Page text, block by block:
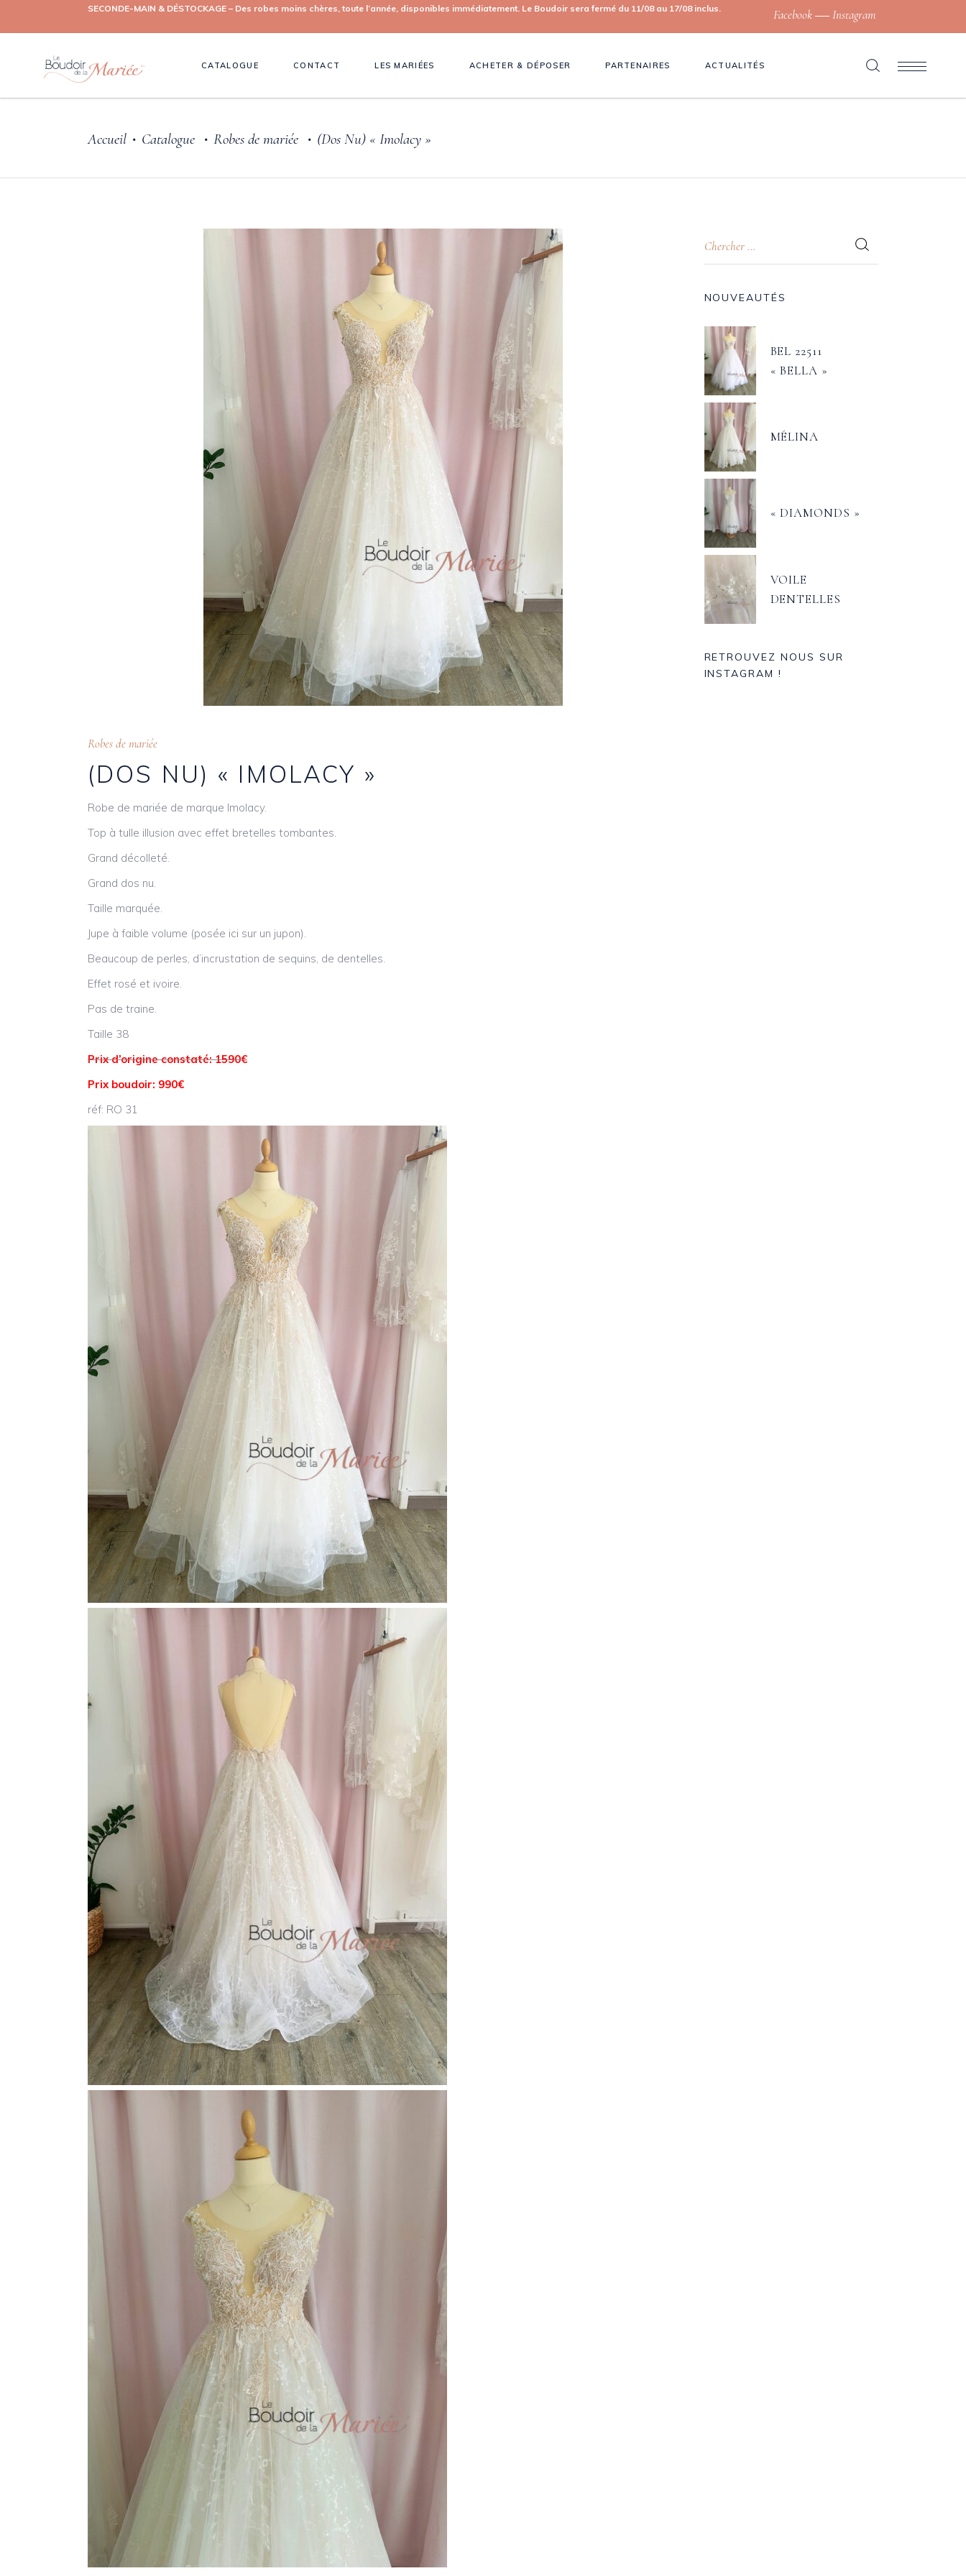
SECONDE-MAIN & DÉSTOCKAGE – Des robes moins chères, toute l’année, disponibles immédiatement. Le Boudoir sera fermé du 11/08 au 17/08 inclus. Facebook Instagram
CATALOGUE CONTACT LES MARIÉES ACHETER & DÉPOSER PARTENAIRES ACTUALITÉS
Accueil • Catalogue • Robes de mariée • (Dos Nu) « Imolacy »
Robes de mariée
(DOS NU) « IMOLACY »
Robe de mariée de marque Imolacy.
Top à tulle illusion avec effet bretelles tombantes.
Grand décolleté.
Grand dos nu.
Taille marquée.
Jupe à faible volume (posée ici sur un jupon).
Beaucoup de perles, d’incrustation de sequins, de dentelles.
Effet rosé et ivoire.
Pas de traine.
Taille 38
Prix d’origine constaté: 1590€
Prix boudoir: 990€
réf: RO 31
NOUVEAUTÉS
BEL 22511
« BELLA »
MÉLINA
« DIAMONDS »
VOILE
DENTELLES
RETROUVEZ NOUS SUR
INSTAGRAM !